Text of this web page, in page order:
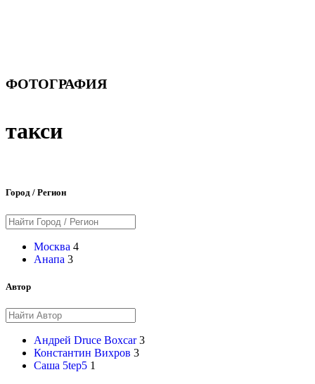
ФОТОГРАФИЯ
такси
Город / Регион
Москва 4
Анапа 3
Автор
Андрей Druce Boxcar 3
Константин Вихров 3
Саша 5tep5 1